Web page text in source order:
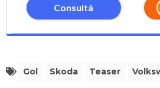
Consultá
Gol Skoda Teaser